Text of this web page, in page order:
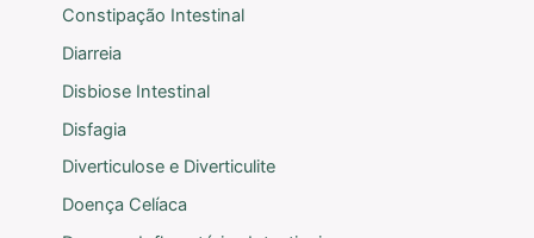
Constipação Intestinal
Diarreia
Disbiose Intestinal
Disfagia
Diverticulose e Diverticulite
Doença Celíaca